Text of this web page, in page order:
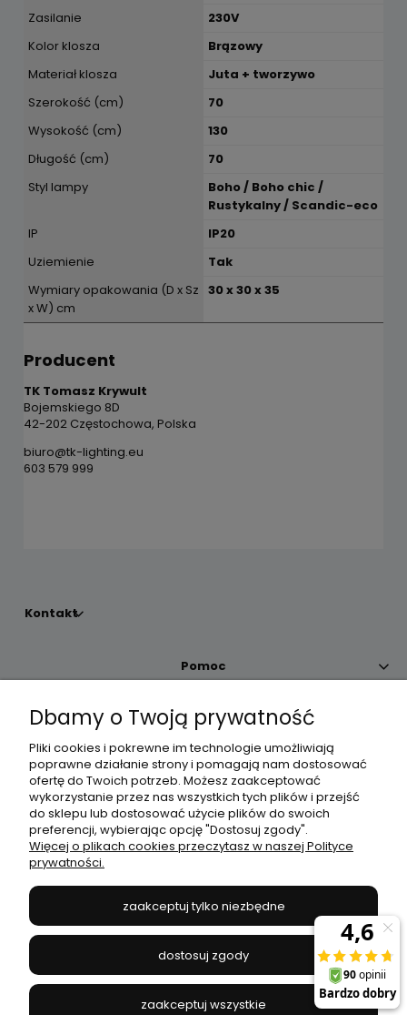
Zasilanie
230V
Kolor klosza
Brązowy
Materiał klosza
Juta + tworzywo
Szerokość (cm)
70
Wysokość (cm)
130
Długość (cm)
70
Styl lampy
Boho / Boho chic /
Rustykalny / Scandic-eco
IP
IP20
Uziemienie
Tak
Wymiary opakowania (D x Sz
x W) cm
30 x 30 x 35
Producent
TK Tomasz Krywult
Bojemskiego 8D
42-202 Częstochowa, Polska
biuro@tk-lighting.eu
603 579 999
Kontakt
Pomoc
Moje konto
Płatności i dostawa
Informacje
JANEX
669-050-03-43
504 545 749//E-mail:sklep@janexmarket.pl
Dbamy o Twoją prywatność
Pliki cookies i pokrewne im technologie umożliwiają
poprawne działanie strony i pomagają nam dostosować
ofertę do Twoich potrzeb. Możesz zaakceptować
wykorzystanie przez nas wszystkich tych plików i przejść
do sklepu lub dostosować użycie plików do swoich
preferencji, wybierając opcję "Dostosuj zgody".
Więcej o plikach cookies przeczytasz w naszej Polityce
prywatności.
zaakceptuj tylko niezbędne
dostosuj zgody
zaakceptuj wszystkie